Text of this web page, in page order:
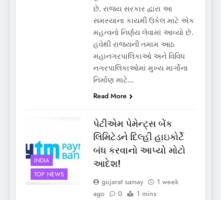
છે. રાજ્ય સરકાર દ્વારા આ
સમસ્યાના કાયમી ઉકેલ માટે એક
મહત્વનો નિર્ણય લેવામાં આવ્યો છે.
હવેથી રાજ્યની તમામ આઠ
મહાનગરપાલિકાઓ અને વિવિધ
નગરપાલિકાઓમાં મુખ્ય માર્ગોના
નિર્માણ માટે…
Read More
INDIA
TOP NEWS
પેટીએમ પેમેન્ટ્સ બેંક
લિમિટેડને દિલ્હી હાઇકોર્ટે
બંધ કરવાનો આપ્યો મોટો
આદેશ!
gujarat samay
1 week
ago
0 1 mins